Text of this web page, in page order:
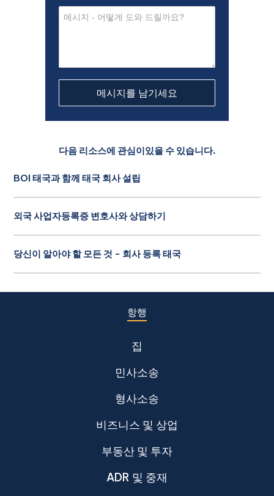
다음 리소스에 관심이있을 수 있습니다.
BOI 태국과 함께 태국 회사 설립
외국 사업자등록증 변호사와 상담하기
당신이 알아야 할 모든 것 - 회사 등록 태국
항행
집
민사소송
형사소송
비즈니스 및 상업
부동산 및 투자
ADR 및 중재